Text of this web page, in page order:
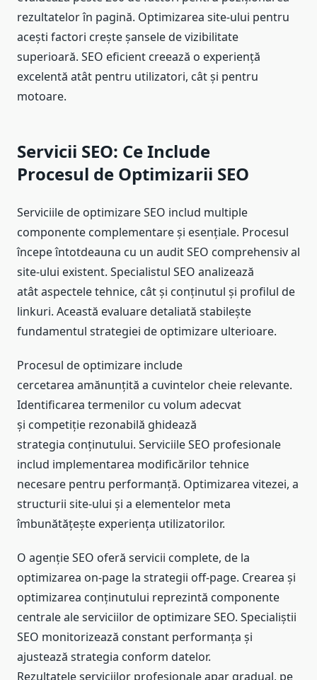
rezultatelor în pagină. Optimizarea site-ului pentru
acești factori crește șansele de vizibilitate
superioară. SEO eficient creează o experiență
excelentă atât pentru utilizatori, cât și pentru
motoare.
Servicii SEO: Ce Include
Procesul de Optimizarii SEO
Serviciile de optimizare SEO includ multiple
componente complementare și esențiale. Procesul
începe întotdeauna cu un audit SEO comprehensiv al
site-ului existent. Specialistul SEO analizează
atât aspectele tehnice, cât și conținutul și profilul de
linkuri. Această evaluare detaliată stabilește
fundamentul strategiei de optimizare ulterioare.
Procesul de optimizare include
cercetarea amănunțită a cuvintelor cheie relevante.
Identificarea termenilor cu volum adecvat
și competiție rezonabilă ghidează
strategia conținutului. Serviciile SEO profesionale
includ implementarea modificărilor tehnice
necesare pentru performanță. Optimizarea vitezei, a
structurii site-ului și a elementelor meta
îmbunătățește experiența utilizatorilor.
O agenție SEO oferă servicii complete, de la
optimizarea on-page la strategii off-page. Crearea și
optimizarea conținutului reprezintă componente
centrale ale serviciilor de optimizare SEO. Specialiștii
SEO monitorizează constant performanța și
ajustează strategia conform datelor.
Rezultatele serviciilor profesionale apar gradual, pe